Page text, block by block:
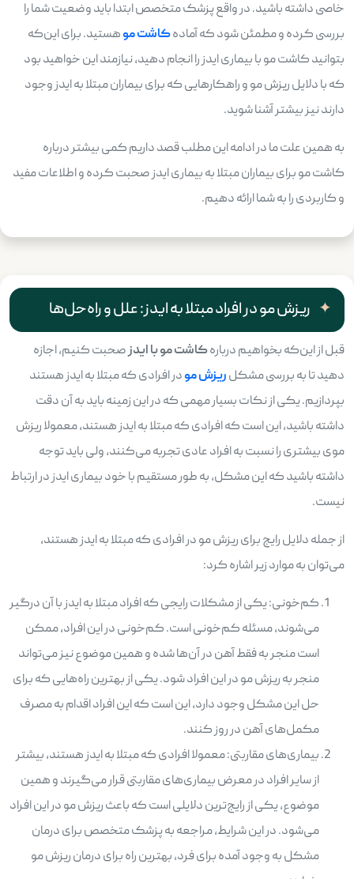
خاصی داشته باشید. در واقع پزشک متخصص ابتدا باید وضعیت شما را
بررسی کرده و مطمئن شود که آمادهکاشت موهستید. برای این‌که
بتوانید کاشت مو با بیماری ایدز را انجام دهید، نیازمند این خواهید بود
که با دلایل ریزش مو و راهکارهایی که برای بیماران مبتلا به ایدز وجود
دارند نیز بیشتر آشنا شوید.
به همین علت ما در ادامه این مطلب قصد داریم کمی بیشتر درباره
کاشت مو برای بیماران مبتلا به بیماری ایدز صحبت کرده و اطلاعات مفید
و کاربردی را به شما ارائه دهیم.
ریزش مو در افراد مبتلا به ایدز: علل و راه‌حل‌ها
قبل از این‌که بخواهیم دربارهکاشت مو با ایدزصحبت کنیم، اجازه
دهید تا به بررسی مشکلریزش مودر افرادی که مبتلا به ایدز هستند
بپردازیم. یکی از نکات بسیار مهمی که در این زمینه باید به آن دقت
داشته باشید، این است که افرادی که مبتلا به ایدز هستند، معمولا ریزش
موی بیشتری را نسبت به افراد عادی تجربه می‌کنند، ولی باید توجه
داشته باشید که این مشکل، به طور مستقیم با خود بیماری ایدز در ارتباط
نیست.
از جمله دلایل رایج برای ریزش مو در افرادی که مبتلا به ایدز هستند،
می‌توان به موارد زیر اشاره کرد:
کم‌خونی: یکی از مشکلات رایجی که افراد مبتلا به ایدز با آن درگیر
می‌شوند، مسئله کم‌خونی است. کم‌خونی در این افراد، ممکن
است منجر به فقط آهن در آن‌ها شده و همین موضوع نیز می‌تواند
منجر به ریزش مو در این افراد شود. یکی از بهترین راه‌هایی که برای
حل این مشکل وجود دارد، این است که این افراد اقدام به مصرف
مکمل‌های آهن در روز کنند.
بیماری‌های مقاربتی: معمولا افرادی که مبتلا به ایدز هستند، بیشتر
از سایر افراد در معرض بیماری‌های مقاربتی قرار می‌گیرند و همین
موضوع، یکی از رایج‌ترین دلایلی است که باعث ریزش مو در این افراد
می‌شود. در این شرایط، مراجعه به پزشک متخصص برای درمان
مشکل به وجود آمده برای فرد، بهترین راه برای درمان ریزش مو